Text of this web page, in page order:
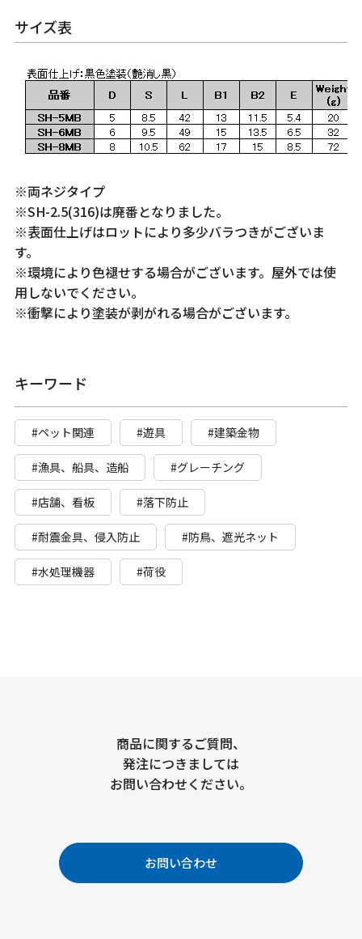
サイズ表
※両ネジタイプ
※SH-2.5(316)は廃番となりました。
※表面仕上げはロットにより多少バラつきがございま
す。
※環境により色褪せする場合がございます。屋外では使
用しないでください。
※衝撃により塗装が剥がれる場合がございます。
キーワード
#ペット関連 #遊具 #建築金物
#漁具、船具、造船 #グレーチング
#店舗、看板 #落下防止
#耐震金具、侵入防止 #防鳥、遮光ネット
#水処理機器 #荷役
商品に関するご質問、
発注につきましては
お問い合わせください。
お問い合わせ